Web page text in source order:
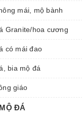
mái, mộ bành
Granite/hoa cương
có mái đao
bia mộ đá
giáo
ĐÁ